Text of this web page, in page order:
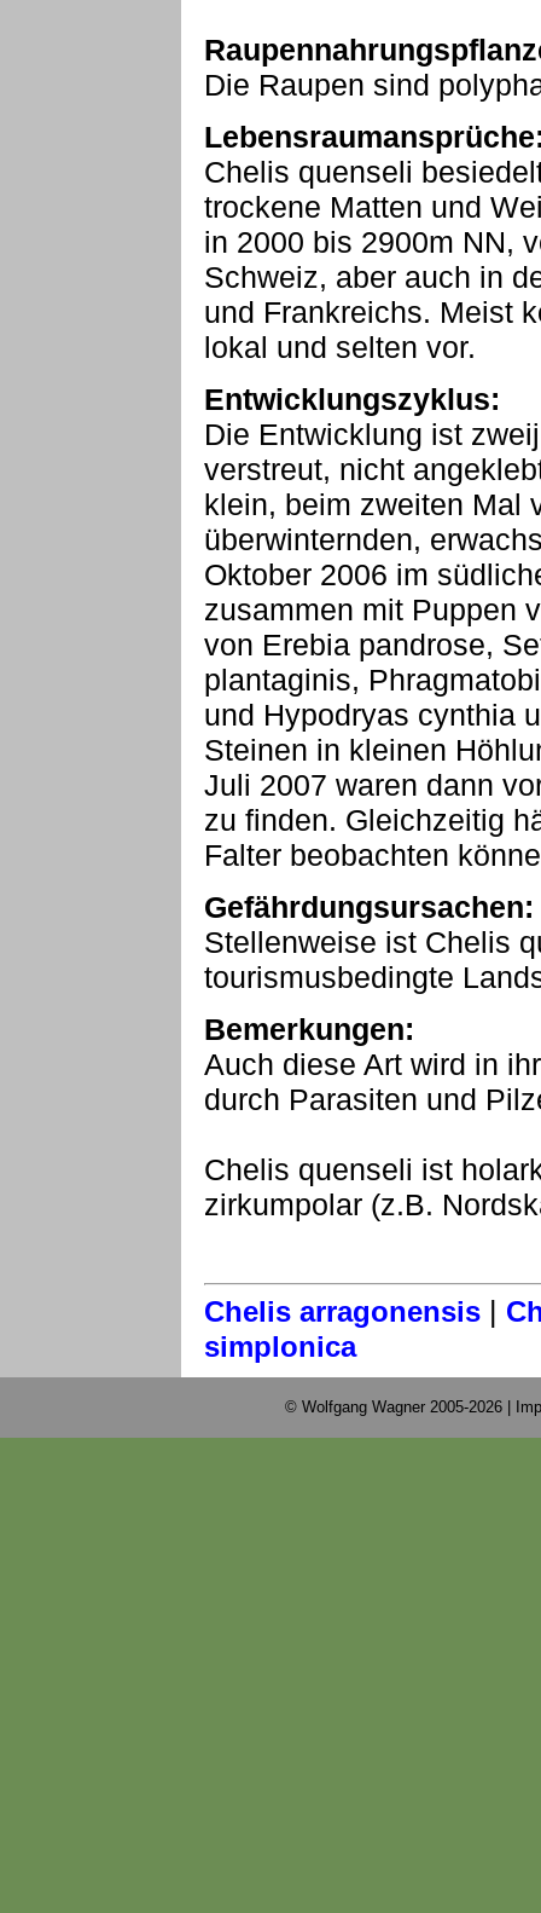
Die Raupen sind
Chelis quenseli
trockene Matten und
in 2000 bis 2900m NN,
Schweiz, aber auch in
und Frankreichs. Meist
lokal und selten vor.
Entwicklungszyklus:
Die Entwicklung ist
verstreut, nicht
klein, beim zweiten Mal
überwinternden,
Oktober 2006 im
zusammen mit Puppen
von Erebia pandrose,
plantaginis,
und Hypodryas cynthia
Steinen in kleinen
Juli 2007 waren dann
zu finden. Gleichzeitig
Falter beobachten
Gefährdungsursachen:
Stellenweise ist Chelis
tourismusbedingte
Bemerkungen:
Auch diese Art wird in
durch Parasiten und
Chelis quenseli ist
zirkumpolar (z.B.
Chelis arragonensis |
simplonica
© Wolfgang Wagner 2005-2026 |